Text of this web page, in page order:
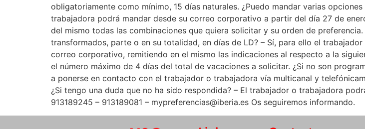
obligatoriamente como mínimo, 15 días naturales. ¿Puedo mandar varias
trabajadora podrá mandar desde su correo corporativo a partir del día 27 de
del mismo todas las combinaciones que quiera solicitar y su orden de
transformados, parte o en su totalidad, en días de LD? – Sí, para ello el
correo corporativo, remitiendo en el mismo las indicaciones al respecto a la
el número máximo de 4 días del total de vacaciones a solicitar. ¿Si no son
a ponerse en contacto con el trabajador o trabajadora vía multicanal y
¿Si tengo una duda que no ha sido respondida? – El trabajador o trabajadora
913189245 – 913189081 – mypreferencias@iberia.es Os seguiremos informando.